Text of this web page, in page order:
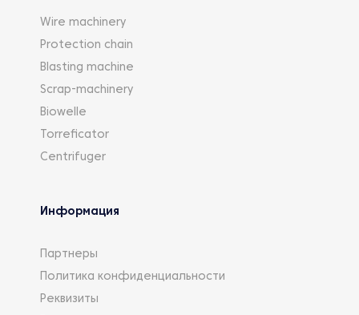
Wire machinery
Protection chain
Blasting machine
Scrap-machinery
Biowelle
Torreficator
Centrifuger
Информация
Партнеры
Политика конфиденциальности
Реквизиты